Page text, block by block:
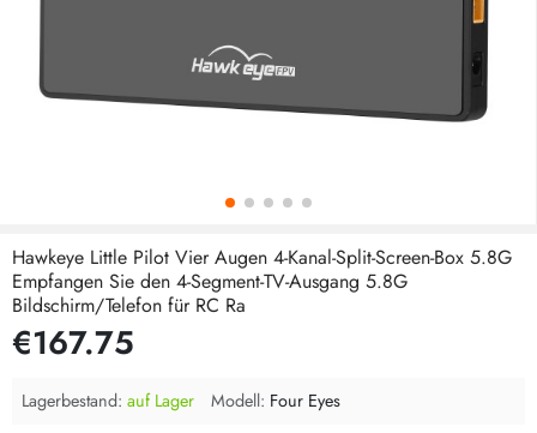
Hawkeye Little Pilot Vier Augen 4-Kanal-Split-Screen-Box 5.8G
Empfangen Sie den 4-Segment-TV-Ausgang 5.8G
Bildschirm/Telefon für RC Ra
€167.75
Lagerbestand: auf Lager Modell: Four Eyes